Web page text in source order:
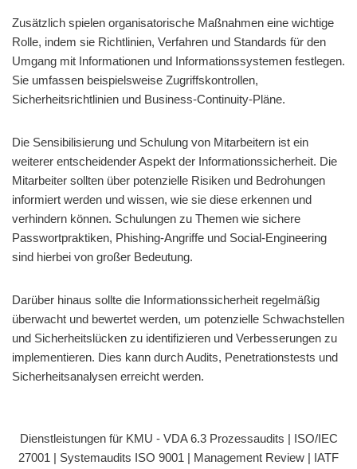
Zusätzlich spielen organisatorische Maßnahmen eine wichtige
Rolle, indem sie Richtlinien, Verfahren und Standards für den
Umgang mit Informationen und Informationssystemen festlegen.
Sie umfassen beispielsweise Zugriffskontrollen,
Sicherheitsrichtlinien und Business-Continuity-Pläne.
Die Sensibilisierung und Schulung von Mitarbeitern ist ein
weiterer entscheidender Aspekt der Informationssicherheit. Die
Mitarbeiter sollten über potenzielle Risiken und Bedrohungen
informiert werden und wissen, wie sie diese erkennen und
verhindern können. Schulungen zu Themen wie sichere
Passwortpraktiken, Phishing-Angriffe und Social-Engineering
sind hierbei von großer Bedeutung.
Darüber hinaus sollte die Informationssicherheit regelmäßig
überwacht und bewertet werden, um potenzielle Schwachstellen
und Sicherheitslücken zu identifizieren und Verbesserungen zu
implementieren. Dies kann durch Audits, Penetrationstests und
Sicherheitsanalysen erreicht werden.
Dienstleistungen für KMU - VDA 6.3 Prozessaudits | ISO/IEC
27001 | Systemaudits ISO 9001 | Management Review | IATF